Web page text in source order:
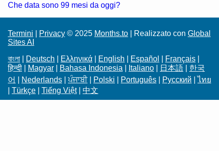
Che data sono 99 mesi da oggi?
Termini Privacy © 2025 Months.to | Realizzato con Global
Sites AI
বাংলা
Deutsch Ελληνικά English Español Français
हिन्दी
Magyar Bahasa Indonesia Italiano 日本語
한국
어
Nederlands |ਪੰਜਾਬੀ| Polski Português Русский |ไทย
Türkçe Tiếng Việt| 中文